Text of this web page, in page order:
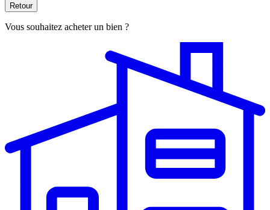
Retour
Vous souhaitez acheter un bien ?